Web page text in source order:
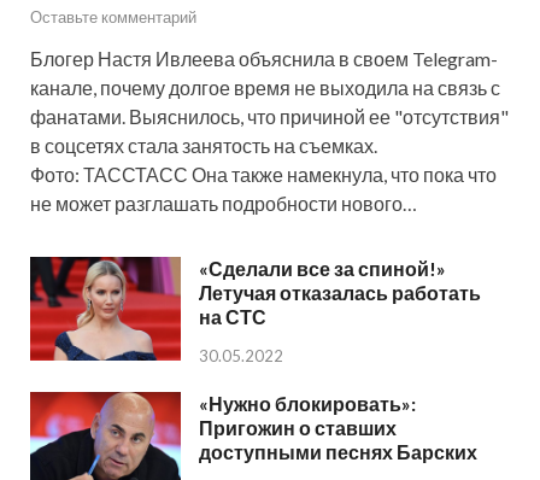
Оставьте комментарий
Блогер Настя Ивлеева объяснила в своем Telegram-
канале, почему долгое время не выходила на связь с
фанатами. Выяснилось, что причиной ее "отсутствия"
в соцсетях стала занятость на съемках.
Фото: ТАССТАСС Она также намекнула, что пока что
не может разглашать подробности нового…
«Сделали все за спиной!»
Летучая отказалась работать
на СТС
30.05.2022
«Нужно блокировать»:
Пригожин о ставших
доступными песнях Барских